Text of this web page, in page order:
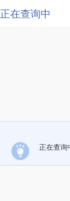
正在查询中
正在查询